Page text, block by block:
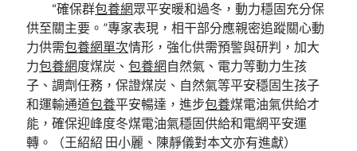
“確保群包養網眾平安暖和過冬，動力穩固充分保
供至關主要。”專家表現，相干部分應親密追蹤關心動
力供需包養網單次情形，強化供需預警與研判，加大
力包養網度煤炭、包養網自然氣、電力等動力生孩
子、調劑任務，保證煤炭、自然氣等平安穩固生孩子
和運輸通道包養平安暢達，進步包養煤電油氣供給才
能，確保迎峰度冬煤電油氣穩固供給和電網平安運
轉。（王紹紹 田小麗、陳靜儀對本文亦有進獻）